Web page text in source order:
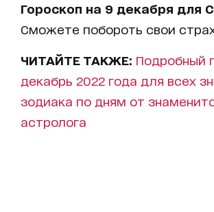
Гороскоп на 9 декабря для
Сможете побороть свои
ЧИТАЙТЕ ТАКЖЕ: Подробный
декабрь 2022 года для всех
зодиака по дням от
астролога